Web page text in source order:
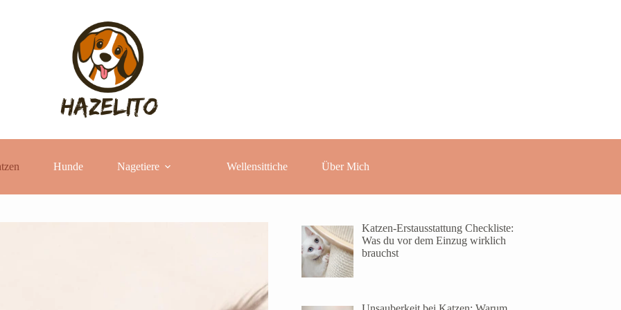
Hunde Nagetiere Wellensittiche Über Mich
Katzen-Erstausstattung Checkliste:
Was du vor dem Einzug wirklich
brauchst